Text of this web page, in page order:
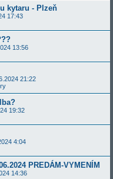
kytaru - Plzeň
17:43
13:56
21:22
19:32
4:04
PREDÁM-VYMENÍM
14:36